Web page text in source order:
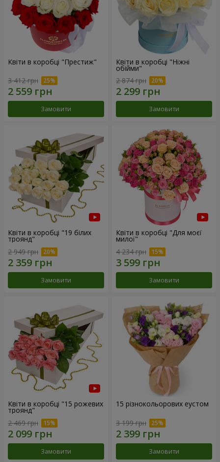
Квіти в коробці "Престиж"
3 412 грн
Замовити
Квіти в коробці "Ніжні
обійми"
2 874 грн
Замовити
Квіти в коробці "19 білих
троянд"
2 949 грн
Замовити
Квіти в коробці "Для моєї
милої"
4 234 грн
Замовити
Квіти в коробці "15 рожевих
троянд"
2 469 грн
Замовити
15 різнокольорових еустом
3 199 грн
Замовити